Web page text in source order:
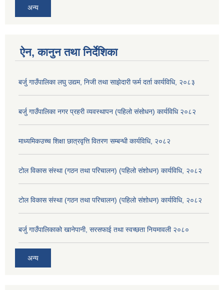
अन्य
ऐन, कानुन तथा निर्देशिका
बर्जु गाउँपालिका लघु उद्यम, निजी तथा साझेदारी फर्म दर्ता कार्यविधि, २०८३
बर्जु गाउँपालिका नगर प्रहरी व्यवस्थापन (पहिलो संसोधन) कार्यविधि २०८२
माध्यमिकउच्च शिक्षा छात्रवृत्ति वितरण सम्बन्धी कार्यविधि, २०८२
टोल विकास संस्था (गठन तथा परिचालन) (पहिलो संशोधन) कार्यविधि, २०८२
टोल विकास संस्था (गठन तथा परिचालन) (पहिलो संशोधन) कार्यविधि, २०८२
बर्जु गाउँपालिकाको खानेपानी, सरसफाई तथा स्वच्छता नियमावली २०८०
अन्य